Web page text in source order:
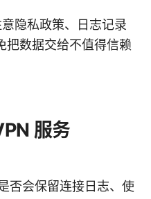
隐私政策、日志记录
把数据交给不值得信赖
服务
否会保留连接日志、使